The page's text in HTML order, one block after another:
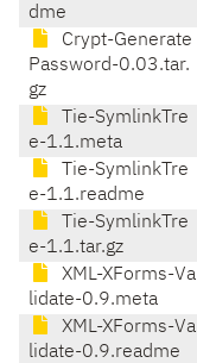
dme
Crypt-Generate
Password-0.03.tar.
gz
Tie-SymlinkTre
e-1.1.meta
Tie-SymlinkTre
e-1.1.readme
Tie-SymlinkTre
e-1.1.tar.gz
XML-XForms-Va
lidate-0.9.meta
XML-XForms-Va
lidate-0.9.readme